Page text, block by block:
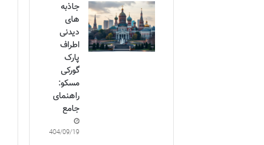
جاذبه
های
دیدنی
اطراف
پارک
گورکی
مسکو:
راهنمای
جامع
1404/09/19